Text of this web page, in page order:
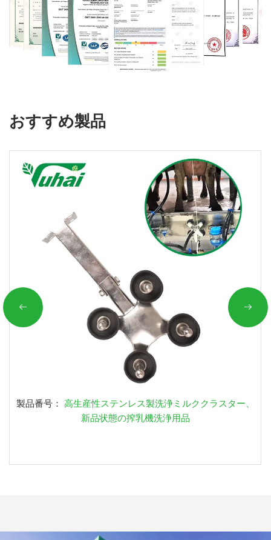
おすすめ製品
製品番号： 高生産性ステンレス製洗浄ミルククラスター、
新品状態の搾乳機洗浄用品